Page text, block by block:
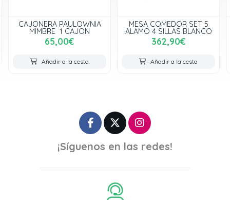
MESA COMEDOR SET 5
ALAMO 4 SILLAS BLANCO
362,90€
Añadir a la cesta
MESITA DE NOCHE MANGO
ACACIA BLANCO
183,80€
Añadir a la cesta
¡Síguenos en las redes!